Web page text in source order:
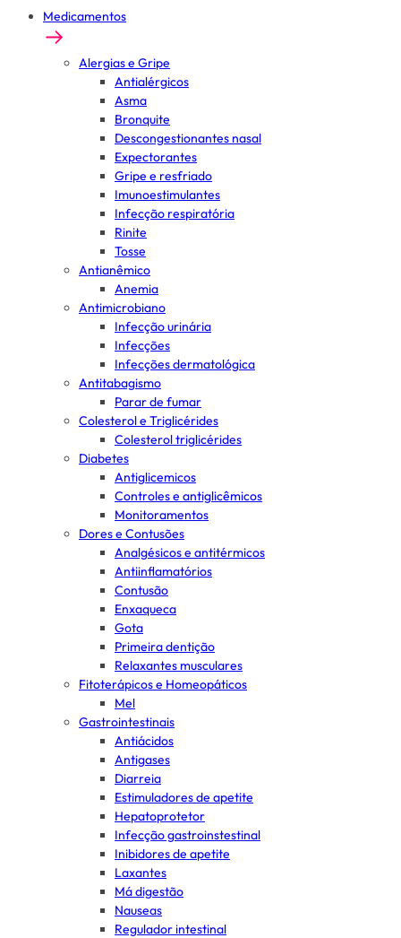
Medicamentos
Alergias e Gripe
Antialérgicos
Asma
Bronquite
Descongestionantes nasal
Expectorantes
Gripe e resfriado
Imunoestimulantes
Infecção respiratória
Rinite
Tosse
Antianêmico
Anemia
Antimicrobiano
Infecção urinária
Infecções
Infecções dermatológica
Antitabagismo
Parar de fumar
Colesterol e Triglicérides
Colesterol triglicérides
Diabetes
Antiglicemicos
Controles e antiglicêmicos
Monitoramentos
Dores e Contusões
Analgésicos e antitérmicos
Antiinflamatórios
Contusão
Enxaqueca
Gota
Primeira dentição
Relaxantes musculares
Fitoterápicos e Homeopáticos
Mel
Gastrointestinais
Antiácidos
Antigases
Diarreia
Estimuladores de apetite
Hepatoprotetor
Infecção gastroinstestinal
Inibidores de apetite
Laxantes
Má digestão
Nauseas
Regulador intestinal